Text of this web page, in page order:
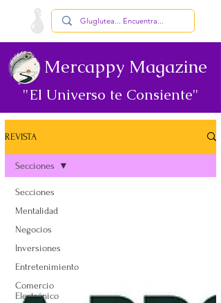
Mercappy Magazine
"El Universo te Consiente"
REVISTA
Secciones
Mentalidad
Negocios
Inversiones
Entretenimiento
Comercio
Electrónico
Secciones